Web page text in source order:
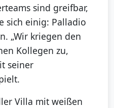
sind greifbar,
sich einig: Palladio
„Wir kriegen den
Kollegen zu,
seiner
Villa mit weißen